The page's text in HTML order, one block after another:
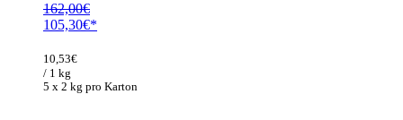
162,00€
Ursprünglicher
war:
162,00€
105,30€
5 x 2 kg pro Karton
10,53€
/ 1 kg